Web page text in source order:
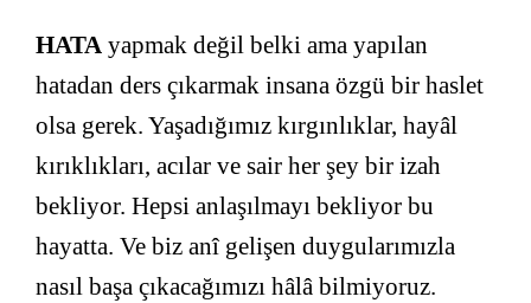
HATA yapmak değil belki ama yapılan
hatadan ders çıkarmak insana özgü bir haslet
olsa gerek. Yaşadığımız kırgınlıklar, hayâl
kırıklıkları, acılar ve sair her şey bir izah
bekliyor. Hepsi anlaşılmayı bekliyor bu
hayatta. Ve biz anî gelişen duygularımızla
nasıl başa çıkacağımızı hâlâ bilmiyoruz.